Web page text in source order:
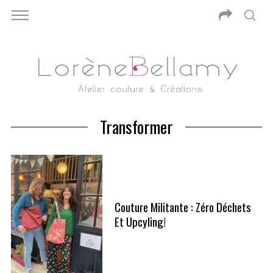
Transformer
Couture Militante : Zéro Déchets
Et Upcyling!